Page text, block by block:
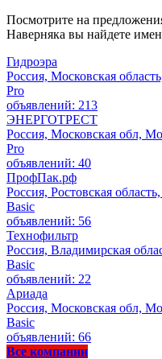
Посмотрите на
Наверняка вы найдете
Гидроэра
Россия, Московская
Pro
объявлений: 213
ЭНЕРГОТРЕСТ
Россия, Московская обл,
Pro
объявлений: 40
ПрофПак.рф
Россия, Ростовская
Basic
объявлений: 56
Технофильтр
Россия, Владимирская
Basic
объявлений: 22
Ариада
Россия, Московская обл,
Basic
объявлений: 66
Все компании